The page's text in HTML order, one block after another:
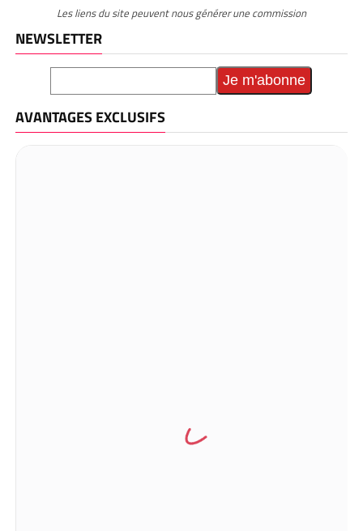
Les liens du site peuvent nous générer une commission
NEWSLETTER
AVANTAGES EXCLUSIFS